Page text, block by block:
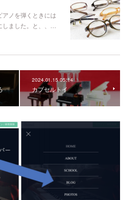
ノを弾くときには
ました。と、、…
2024.01.15 05:14
カプセルトイ